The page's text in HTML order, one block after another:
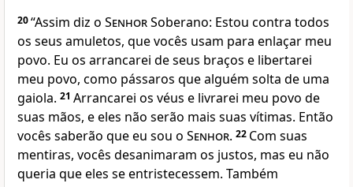
20“Assim diz o SenhorSoberano: Estou contra todos
os seus amuletos, que vocês usam para enlaçar meu
povo. Eu os arrancarei de seus braços e libertarei
meu povo, como pássaros que alguém solta de uma
gaiola. 21 Arrancarei os véus e livrarei meu povo de
suas mãos, e eles não serão mais suas vítimas. Então
vocês saberão que eu sou o Senhor. 22 Com suas
mentiras, vocês desanimaram os justos, mas eu não
queria que eles se entristecessem. Também